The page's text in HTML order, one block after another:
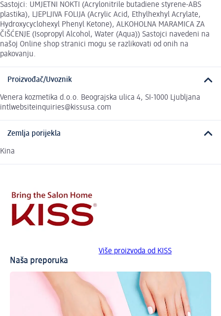
Sastojci: UMJETNI NOKTI (Acrylonitrile butadiene styrene-ABS
plastika), LJEPLJIVA FOLIJA (Acrylic Acid, Ethylhexhyl Acrylate,
Hydroxycyclohexyl Phenyl Ketone), ALKOHOLNA MARAMICA ZA
ČIŠĆENJE (Isopropyl Alcohol, Water (Aqua)) Sastojci navedeni na
našoj Online shop stranici mogu se razlikovati od onih na
pakovanju.
Proizvođač/Uvoznik
Venera kozmetika d.o.o. Beograjska ulica 4, SI-1000 Ljubljana
intlwebsiteinquiries@kissusa.com
Zemlja porijekla
Kina
Više proizvoda od KISS
Naša preporuka